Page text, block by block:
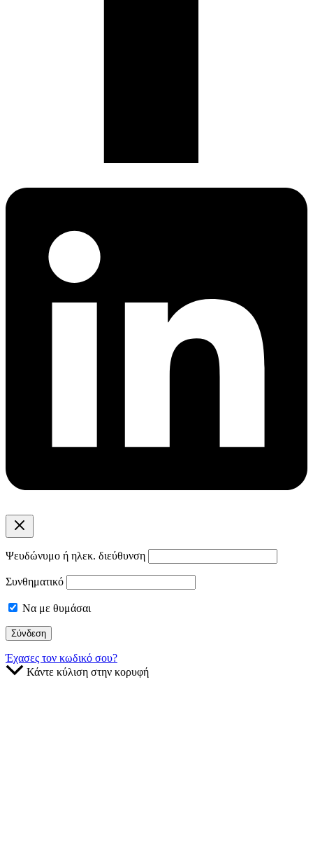
Ψευδώνυμο ή ηλεκ. διεύθυνση
Συνθηματικό
Να με θυμάσαι
Έχασες τον κωδικό σου?
Κάντε κύλιση στην κορυφή